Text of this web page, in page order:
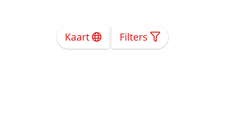
Kaart Filters